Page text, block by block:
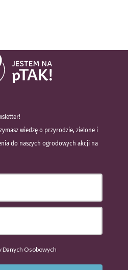
wiedzę o przyrodzie, zielone i
do naszych ogrodowych akcji na
Danych Osobowych